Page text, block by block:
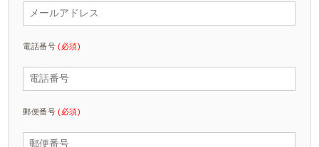
電話番号(必須)
郵便番号(必須)